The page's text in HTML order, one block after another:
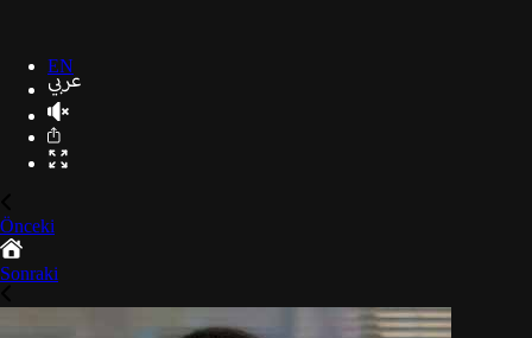
EN
Önceki
Sonraki